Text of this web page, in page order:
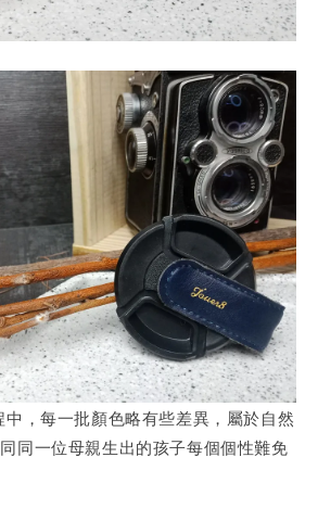
，每一批顏色略有些差異，屬於自然
同一位母親生出的孩子每個個性難免